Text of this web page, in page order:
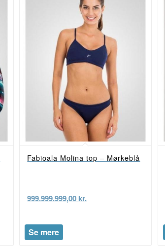
Fabioala Molina top – Mørkeblå
999.999.999,00 kr.
Se mere